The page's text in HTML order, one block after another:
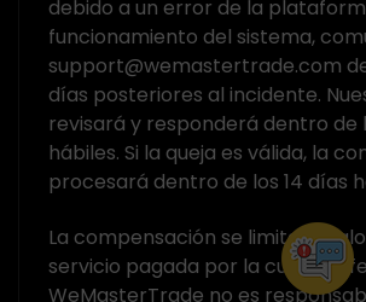
debido a un error de la
funcionamiento del sistema,
support@wemastertrade.com
días posteriores al incidente.
revisará y responderá dentro de
hábiles. Si la queja es válida, la
procesará dentro de los 14 días
La compensación se limita al
servicio pagada por la cuenta
WeMasterTrade no es